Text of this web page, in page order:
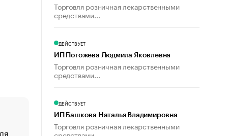
«От спорта тело стареет иначе». Как живет глава
Торговля розничная лекарственными
средствами...
ДЕЙСТВУЕТ
ИП Погожева Людмила Яковлевна
Торговля розничная лекарственными
средствами...
ДЕЙСТВУЕТ
ИП Башкова Наталья Владимировна
Торговля розничная лекарственными